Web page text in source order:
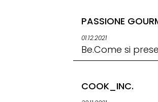
PASSIONE
01.12.2021
Be.Come si
COOK_INC.